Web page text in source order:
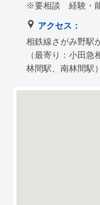
※要相談 経験・
アクセス：
相鉄線さがみ野駅
（最寄り：小田
林間駅、南林間駅）